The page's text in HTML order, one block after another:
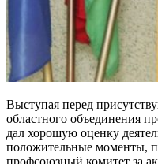
Выступая перед
областного объединения
дал хорошую оценку
положительные моменты,
профсоюзный комитет за